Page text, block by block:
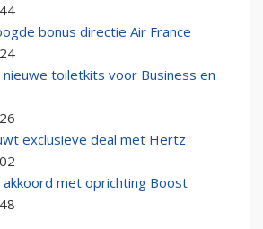
bonus directie Air France
nieuwe toiletkits voor Business en
exclusieve deal met Hertz
akkoord met oprichting Boost